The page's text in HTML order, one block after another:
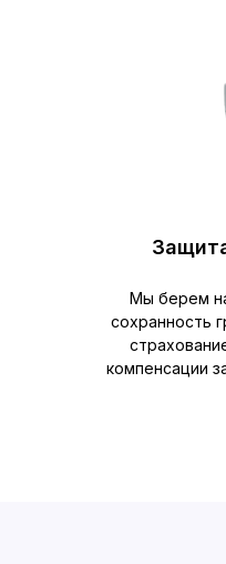
Мы берем
сохранность
компенсации